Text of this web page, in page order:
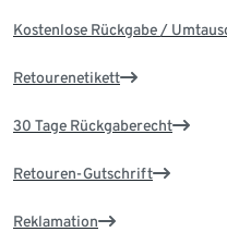
Kostenlose Rückgabe /
Retourenetikett
30 Tage Rückgaberecht
Retouren-Gutschrift
Reklamation